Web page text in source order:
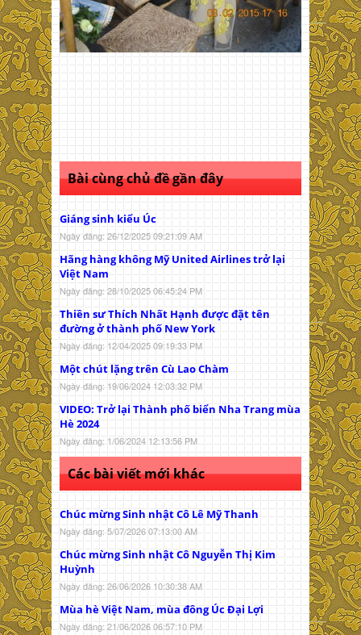
Bài cùng chủ đề gần đây
Giáng sinh kiểu Úc
Ngày đăng: 26/12/2025 09:21:09 AM
Hãng hàng không Mỹ United Airlines trở lại
Việt Nam
Ngày đăng: 28/10/2025 06:45:24 PM
Thiền sư Thích Nhất Hạnh được đặt tên
đường ở thành phố New York
Ngày đăng: 12/04/2025 09:19:33 PM
Một chút lặng trên Cù Lao Chàm
Ngày đăng: 19/06/2024 12:03:32 PM
VIDEO: Trở lại Thành phố biển Nha Trang mùa
Hè 2024
Ngày đăng: 1/06/2024 12:13:56 PM
Các bài viết mới khác
Chúc mừng Sinh nhật Cô Lê Mỹ Thanh
Ngày đăng: 5/07/2026 07:13:00 AM
Chúc mừng Sinh nhật Cô Nguyễn Thị Kim
Huỳnh
Ngày đăng: 26/06/2026 10:30:38 AM
Mùa hè Việt Nam, mùa đông Úc Đại Lợi
Ngày đăng: 21/06/2026 06:57:10 PM